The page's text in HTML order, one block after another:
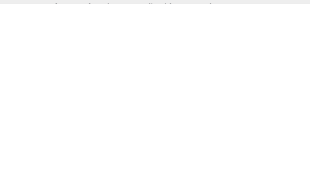
Asesoría e intermediación a productores y